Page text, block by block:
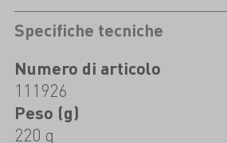
Specifiche tecniche
Numero di articolo
111926
Peso (g)
220 g